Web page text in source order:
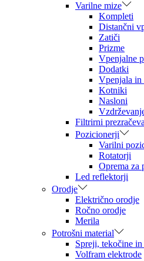
Varilne mize
Kompleti
Distančni
Zatiči
Prizme
Vpenjalne
Dodatki
Vpenjala in
Kotniki
Nasloni
Filtrirni
Pozicionerji
Varilni
Rotatorji
Oprema za
Led reflektorji
Orodje
Električno orodje
Ročno orodje
Merila
Potrošni material
Spreji, tekočine in
Volfram elektrode